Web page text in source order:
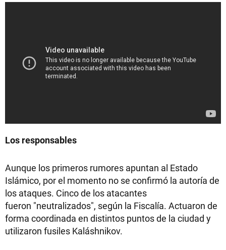
Los responsables
Aunque los primeros rumores apuntan al Estado
Islámico, por el momento no se confirmó la autoría de
los ataques. Cinco de los atacantes
fueron "neutralizados", según la Fiscalía. Actuaron de
forma coordinada en distintos puntos de la ciudad y
utilizaron fusiles Kaláshnikov.